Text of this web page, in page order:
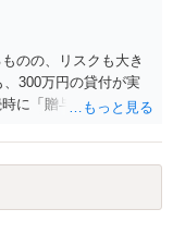
のの、リスクも大き
300万円の貸付が実
に「贈与」と評価さ
信託・目的信託） 財
門職）に管理させ、
残余を友人や慈善団
属になるため、子の関